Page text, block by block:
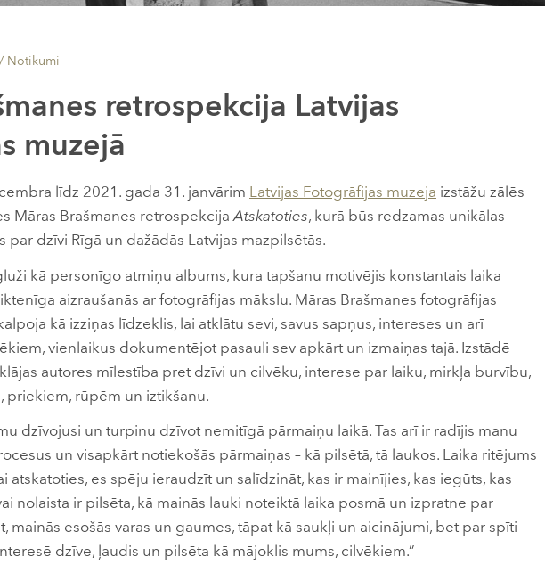
Notikumi
retrospekcija Latvijas
muzejā
līdz 2021. gada 31. janvārim Latvijas Fotogrāfijas muzeja izstāžu zālēs
Māras Brašmanes retrospekcijaAtskatoties, kurā būs redzamas unikālas
dzīvi Rīgā un dažādās Latvijas mazpilsētās.
kā personīgo atmiņu albums, kura tapšanu motivējis konstantais laika
aizraušanās ar fotogrāfijas mākslu. Māras Brašmanes fotogrāfijas
kā izziņas līdzeklis, lai atklātu sevi, savus sapņus, intereses un arī
vienlaikus dokumentējot pasauli sev apkārt un izmaiņas tajā. Izstādē
autores mīlestība pret dzīvi un cilvēku, interese par laiku, mirkļa burvību,
priekiem, rūpēm un iztikšanu.
dzīvojusi un turpinu dzīvot nemitīgā pārmaiņu laikā. Tas arī ir radījis manu
un visapkārt notiekošās pārmaiņas – kā pilsētā, tā laukos. Laika ritējums
atskatoties, es spēju ieraudzīt un salīdzināt, kas ir mainījies, kas iegūts, kas
nolaista ir pilsēta, kā mainās lauki noteiktā laika posmā un izpratne par
mainās esošās varas un gaumes, tāpat kā saukļi un aicinājumi, bet par spīti
dzīve, ļaudis un pilsēta kā mājoklis mums, cilvēkiem.”